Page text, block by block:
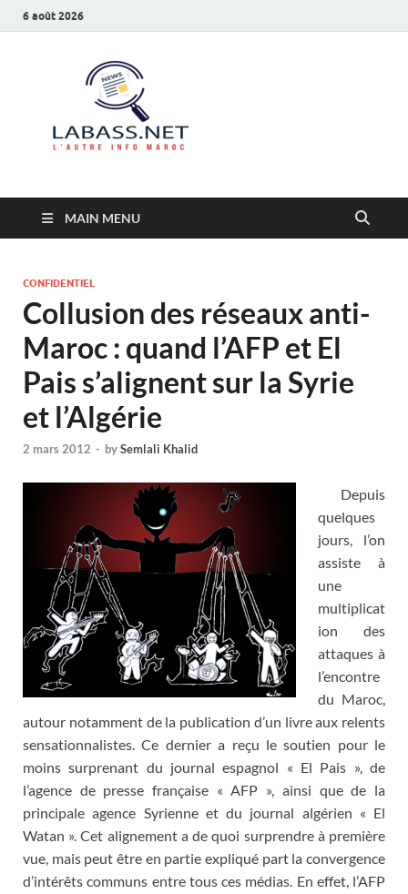
6 août 2026
MAIN MENU
CONFIDENTIEL
Collusion des réseaux anti-
Maroc : quand l’AFP et El
Pais s’alignent sur la Syrie
et l’Algérie
2 mars 2012 - bySemlali Khalid
Depuis
quelques
jours, l’on
assiste à
une
multiplicat
ion des
attaques à
l’encontre
du Maroc,
autour notamment de la publication d’un livre aux relents
sensationnalistes. Ce dernier a reçu le soutien pour le
moins surprenant du journal espagnol « El Pais », de
l’agence de presse française « AFP », ainsi que de la
principale agence Syrienne et du journal algérien « El
Watan ». Cet alignement a de quoi surprendre à première
vue, mais peut être en partie expliqué part la convergence
d’intérêts communs entre tous ces médias. En effet, l’AFP